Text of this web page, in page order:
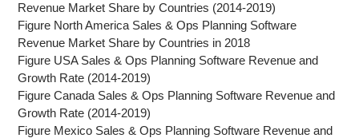
Revenue Market Share by Countries (2014-2019)
Figure North America Sales & Ops Planning Software
Revenue Market Share by Countries in 2018
Figure USA Sales & Ops Planning Software Revenue and
Growth Rate (2014-2019)
Figure Canada Sales & Ops Planning Software Revenue and
Growth Rate (2014-2019)
Figure Mexico Sales & Ops Planning Software Revenue and